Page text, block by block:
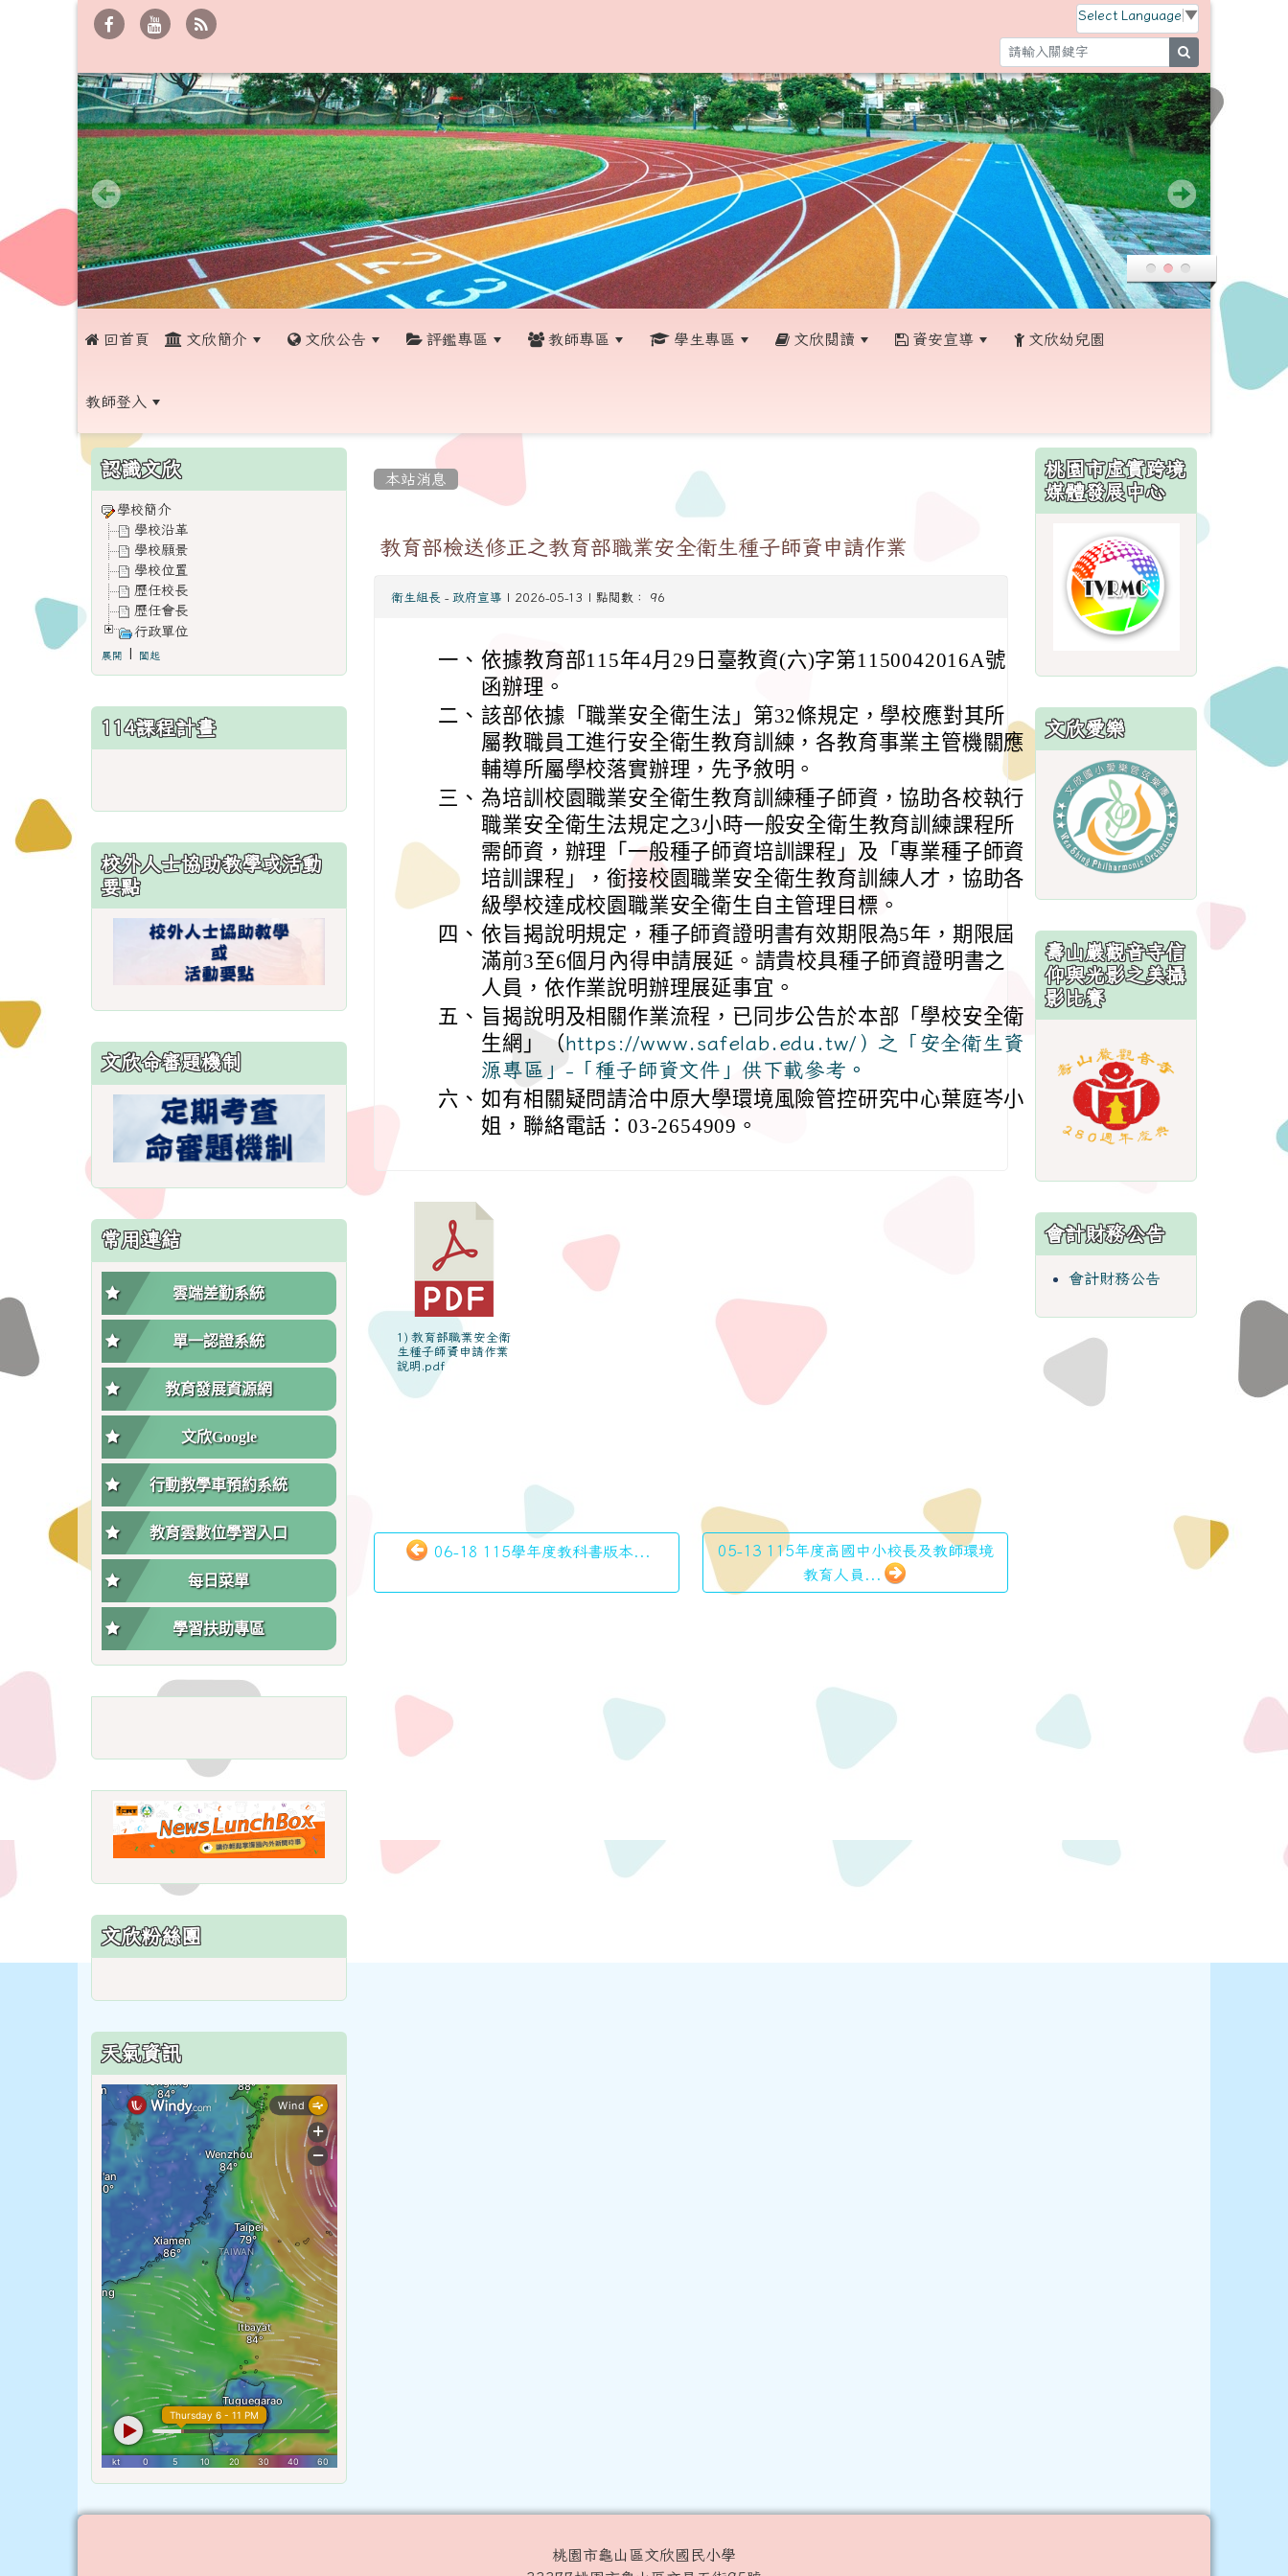
Select Language ▼
 回首頁 文欣簡介 文欣公告 評鑑專區 教師專區 學生專區 文欣閱讀 資安宣導 文欣幼兒園
教師登入
本站消息
教育部檢送修正之教育部職業安全衛生種子師資申請作業
衛生組長 - 政府宣導 | 2026-05-13 | 點閱數： 96
一、 依據教育部115年4月29日臺教資(六)字第1150042016A號
函辦理。
二、 該部依據「職業安全衛生法」第32條規定，學校應對其所
屬教職員工進行安全衛生教育訓練，各教育事業主管機關應
輔導所屬學校落實辦理，先予敘明。
三、 為培訓校園職業安全衛生教育訓練種子師資，協助各校執行
職業安全衛生法規定之3小時一般安全衛生教育訓練課程所
需師資，辦理「一般種子師資培訓課程」及「專業種子師資
培訓課程」，銜接校園職業安全衛生教育訓練人才，協助各
級學校達成校園職業安全衛生自主管理目標。
四、 依旨揭說明規定，種子師資證明書有效期限為5年，期限屆
滿前3至6個月內得申請展延。請貴校具種子師資證明書之
人員，依作業說明辦理展延事宜。
五、 旨揭說明及相關作業流程，已同步公告於本部「學校安全衛
生網」（https://www.safelab.edu.tw/）之「安全衛生資
源專區」-「種子師資文件」供下載參考。
六、 如有相關疑問請洽中原大學環境風險管控研究中心葉庭岑小
姐，聯絡電話：03-2654909。
1) 教育部職業安全衛
生種子師資申請作業
說明.pdf
06-18 115學年度教科書版本...
05-13 115年度高國中小校長及教師環境
教育人員...
:::
認識文欣
學校簡介
學校沿革
學校願景
學校位置
歷任校長
歷任會長
行政單位
展開 | 闔起
114課程計畫
https://www.weses.tyc.edu.tw/modules/tadnews/page.php?
ncsn=11&nsn=29
\
校外人士協助教學或活動
要點
文欣命審題機制
常用連結
雲端差勤系統
單一認證系統
教育發展資源網
文欣Google
行動教學車預約系統
教育雲數位學習入口
每日菜單
學習扶助專區
https://roadsafetymonth.yam.com/
https://www.icrt.com.tw/app/news-
文欣粉絲團
天氣資訊
:::
桃園市虛實跨境
媒體發展中心
文欣愛樂
壽山巖觀音寺信
仰與光影之美攝
影比賽
會計財務公告
會計財務公告
桃園市龜山區文欣國民小學